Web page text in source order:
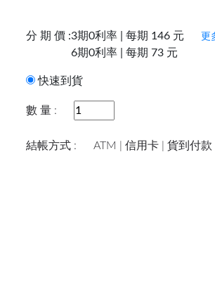
分 期 價 :3期0利率 | 每期 146 元
6期0利率 | 每期 73 元
更
快速到貨
數 量 :
結帳方式 : ATM | 信用卡 | 貨到付款